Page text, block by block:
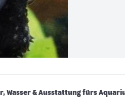
Wasser & Ausstattung fürs